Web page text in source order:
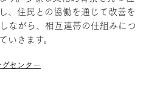
、住民との協働を通じて改善を
ながら、相互連帯の仕組みにつ
いきます。
センター